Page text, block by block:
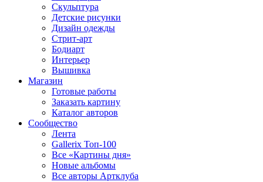
Скульптура
Детские рисунки
Дизайн одежды
Стрит-арт
Бодиарт
Интерьер
Вышивка
Магазин
Готовые работы
Заказать картину
Каталог авторов
Сообщество
Лента
Gallerix Топ-100
Все «Картины дня»
Новые альбомы
Все авторы Артклуба